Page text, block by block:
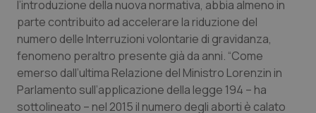
Quotidiano Oncologia
Quotidiano Pediatria
Rene & patologie urogenitali
l’introduzione della nuova normativa, abbia almeno in
parte contribuito ad accelerare la riduzione del
numero delle Interruzioni volontarie di gravidanza,
fenomeno peraltro presente già da anni. “Come
emerso dall’ultima Relazione del Ministro Lorenzin in
Parlamento sull’applicazione della legge 194 – ha
sottolineato – nel 2015 il numero degli aborti è calato